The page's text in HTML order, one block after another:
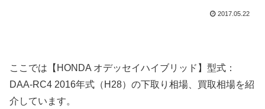
2017.05.22
ここでは【HONDA オデッセイハイブリッド】型式：
DAA-RC4 2016年式（H28）の下取り相場、買取相場を紹
介しています。